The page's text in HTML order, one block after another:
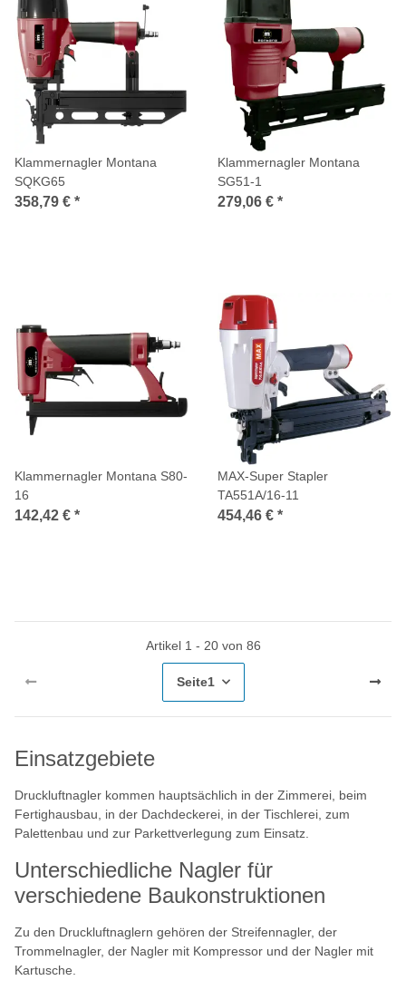
Klammernagler Montana
SQKG65
358,79 € *
Klammernagler Montana
SG51-1
279,06 € *
Klammernagler Montana S80-
16
142,42 € *
MAX-Super Stapler
TA551A/16-11
454,46 € *
Artikel 1 - 20 von 86
Seite1
Einsatzgebiete
Druckluftnagler kommen hauptsächlich in der Zimmerei, beim
Fertighausbau, in der Dachdeckerei, in der Tischlerei, zum
Palettenbau und zur Parkettverlegung zum Einsatz.
Unterschiedliche Nagler für
verschiedene Baukonstruktionen
Zu den Druckluftnaglern gehören der Streifennagler, der
Trommelnagler, der Nagler mit Kompressor und der Nagler mit
Kartusche.